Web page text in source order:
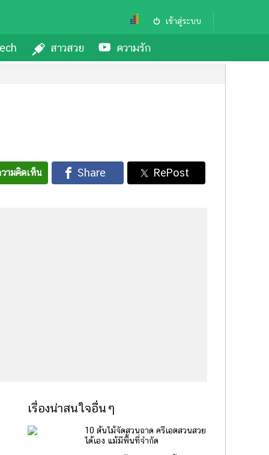
เข้าสู่ระบบ
สาวสวย ความรัก
ามคิดเห็น
เรื่องน่าสนใจอื่นๆ
10 ต้นไม้จัดสวนถาด ครีเอตสวนสวย
ได้เอง แม้มีพื้นที่จำกัด